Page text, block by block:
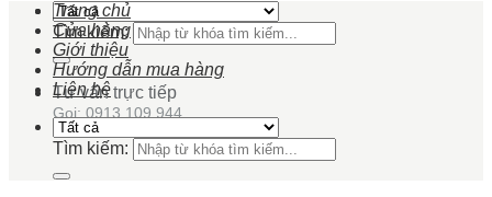
Tìm kiếm:
Tư vấn trực tiếp
Gọi: 0913 109 944
Trang chủ
Cửa hàng
Giới thiệu
Hướng dẫn mua hàng
Liên hệ
Tìm kiếm: